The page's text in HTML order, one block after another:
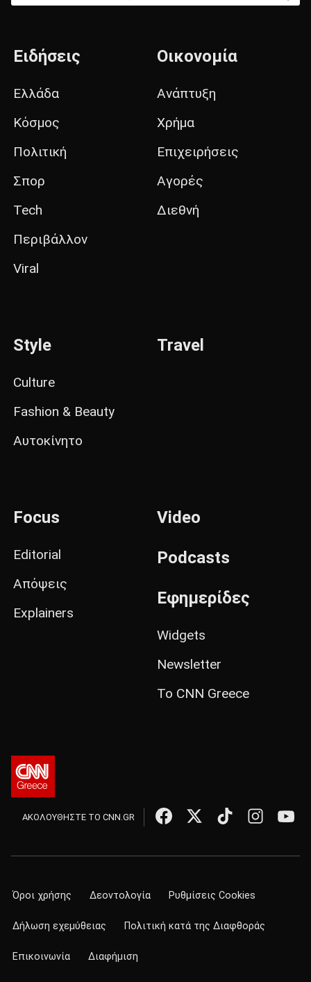
Ειδήσεις
Ελλάδα
Κόσμος
Πολιτική
Σπορ
Tech
Περιβάλλον
Viral
Οικονομία
Ανάπτυξη
Χρήμα
Επιχειρήσεις
Αγορές
Διεθνή
Style
Culture
Fashion & Beauty
Αυτοκίνητο
Travel
Focus
Editorial
Απόψεις
Explainers
Video
Podcasts
Εφημερίδες
Widgets
Newsletter
Το CNN Greece
ΑΚΟΛΟΥΘΗΣΤΕ ΤΟ CNN.GR
Όροι χρήσης Δεοντολογία Ρυθμίσεις Cookies
Δήλωση εχεμύθειας Πολιτική κατά της Διαφθοράς
Επικοινωνία Διαφήμιση